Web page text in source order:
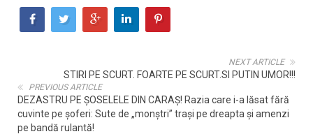
NEXT ARTICLE
STIRI PE SCURT. FOARTE PE SCURT.SI PUTIN UMOR!!!
PREVIOUS ARTICLE
DEZASTRU PE ȘOSELELE DIN CARAȘ! Razia care i-a lăsat fără
cuvinte pe șoferi: Sute de „monștri” trași pe dreapta și amenzi
pe bandă rulantă!